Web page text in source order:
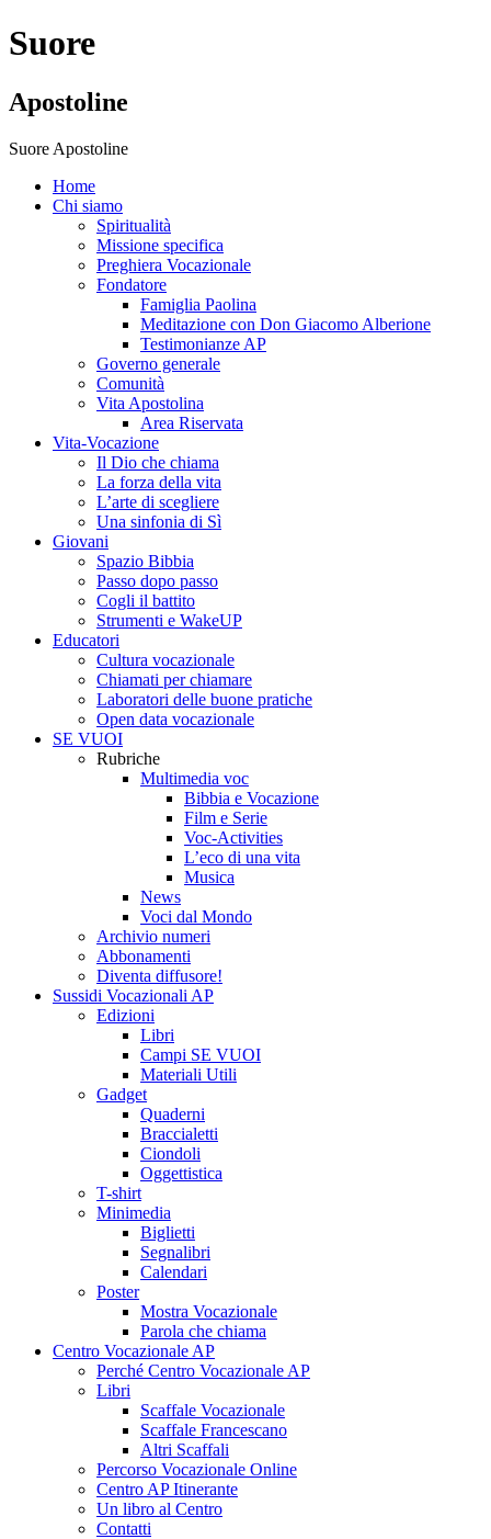
Suore
Apostoline
Suore Apostoline
Home
Chi siamo
Spiritualità
Missione specifica
Preghiera Vocazionale
Fondatore
Famiglia Paolina
Meditazione con Don Giacomo Alberione
Testimonianze AP
Governo generale
Comunità
Vita Apostolina
Area Riservata
Vita-Vocazione
Il Dio che chiama
La forza della vita
L’arte di scegliere
Una sinfonia di Sì
Giovani
Spazio Bibbia
Passo dopo passo
Cogli il battito
Strumenti e WakeUP
Educatori
Cultura vocazionale
Chiamati per chiamare
Laboratori delle buone pratiche
Open data vocazionale
SE VUOI
Rubriche
Multimedia voc
Bibbia e Vocazione
Film e Serie
Voc-Activities
L’eco di una vita
Musica
News
Voci dal Mondo
Archivio numeri
Abbonamenti
Diventa diffusore!
Sussidi Vocazionali AP
Edizioni
Libri
Campi SE VUOI
Materiali Utili
Gadget
Quaderni
Braccialetti
Ciondoli
Oggettistica
T-shirt
Minimedia
Biglietti
Segnalibri
Calendari
Poster
Mostra Vocazionale
Parola che chiama
Centro Vocazionale AP
Perché Centro Vocazionale AP
Libri
Scaffale Vocazionale
Scaffale Francescano
Altri Scaffali
Percorso Vocazionale Online
Centro AP Itinerante
Un libro al Centro
Contatti